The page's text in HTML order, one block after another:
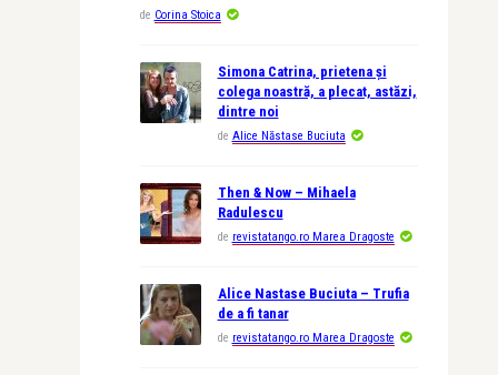
de Corina Stoica
Simona Catrina, prietena și
colega noastră, a plecat, astăzi,
dintre noi
de Alice Năstase Buciuta
Then & Now – Mihaela
Radulescu
de revistatango.ro Marea Dragoste
Alice Nastase Buciuta – Trufia
de a fi tanar
de revistatango.ro Marea Dragoste